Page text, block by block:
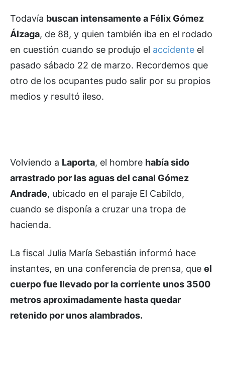
Todavía buscan intensamente a Félix Gómez
Álzaga, de 88, y quien también iba en el rodado
en cuestión cuando se produjo el accidente el
pasado sábado 22 de marzo. Recordemos que
otro de los ocupantes pudo salir por su propios
medios y resultó ileso.
Volviendo a Laporta, el hombre había sido
arrastrado por las aguas del canal Gómez
Andrade, ubicado en el paraje El Cabildo,
cuando se disponía a cruzar una tropa de
hacienda.
La fiscal Julia María Sebastián informó hace
instantes, en una conferencia de prensa, que el
cuerpo fue llevado por la corriente unos 3500
metros aproximadamente hasta quedar
retenido por unos alambrados.